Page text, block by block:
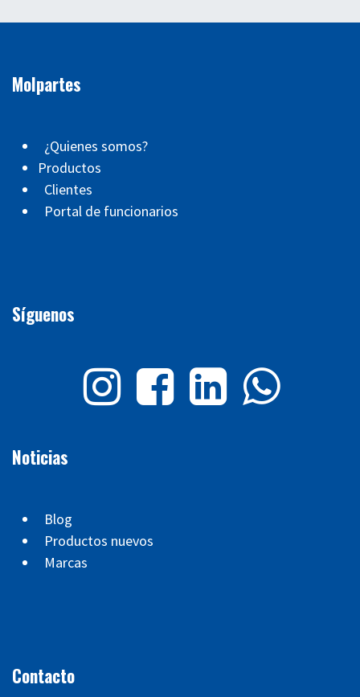
Molpartes
¿Quienes somos?
Productos
Clientes
Portal de funcionarios
Síguenos
Noticias
Blog
Productos nuevos
Marcas
Contacto